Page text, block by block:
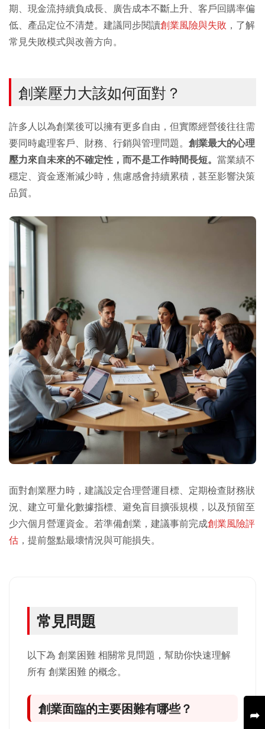
期、現金流持續負成長、廣告成本不斷上升、客戶回購率偏
低、產品定位不清楚。建議同步閱讀創業風險與失敗 ，了解
常見失敗模式與改善方向。
創業壓力大該如何面對？
許多人以為創業後可以擁有更多自由，但實際經營後往往需
要同時處理客戶、財務、行銷與管理問題。 創業最大的心理
壓力來自未來的不確定性，而不是工作時間長短。 當業績不
穩定、資金逐漸減少時，焦慮感會持續累積，甚至影響決策
品質。
面對創業壓力時，建議設定合理營運目標、定期檢查財務狀
況、建立可量化數據指標、避免盲目擴張規模，以及預留至
少六個月營運資金。若準備創業，建議事前完成創業風險評
估 ，提前盤點最壞情況與可能損失。
常見問題
以下為 創業困難 相關常見問題，幫助你快速理解
所有 創業困難 的概念。
創業面臨的主要困難有哪些？
➦